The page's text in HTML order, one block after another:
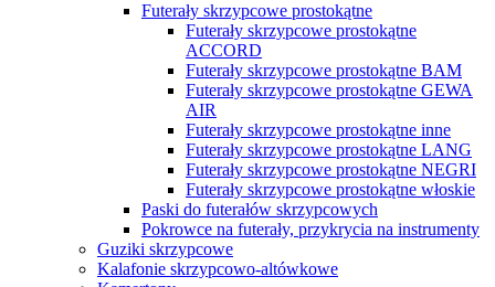
Futerały skrzypcowe prostokątne
Futerały skrzypcowe prostokątne
ACCORD
Futerały skrzypcowe prostokątne BAM
Futerały skrzypcowe prostokątne GEWA
AIR
Futerały skrzypcowe prostokątne inne
Futerały skrzypcowe prostokątne LANG
Futerały skrzypcowe prostokątne NEGRI
Futerały skrzypcowe prostokątne włoskie
Paski do futerałów skrzypcowych
Pokrowce na futerały, przykrycia na instrumenty
Guziki skrzypcowe
Kalafonie skrzypcowo-altówkowe